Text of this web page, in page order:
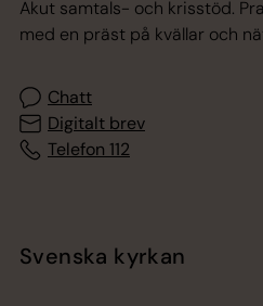
Akut samtals- och krisstöd.
med en präst på kvällar och
Chatt
Digitalt brev
Telefon 112
Svenska kyrkan